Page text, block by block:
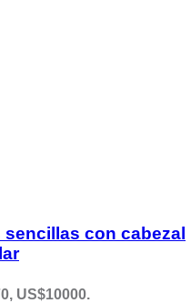
con cabezal
US$10000.